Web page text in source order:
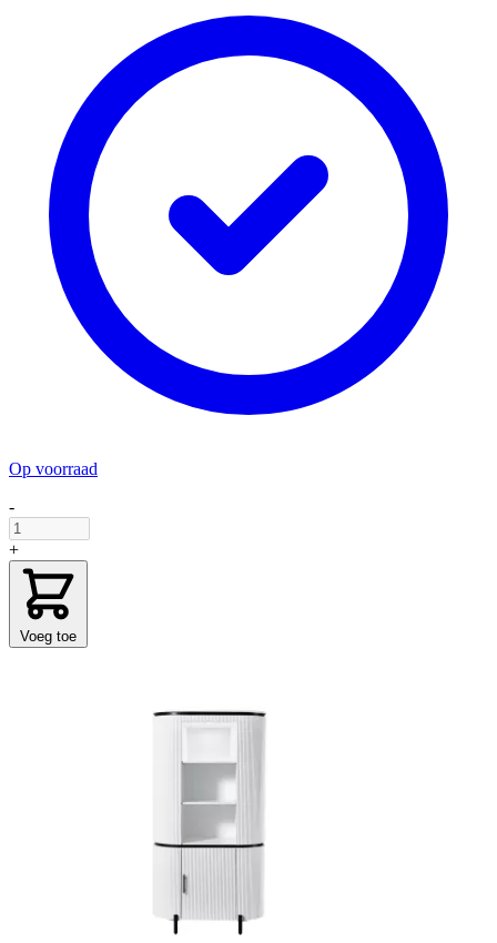
Op voorraad
-
+
Voeg toe